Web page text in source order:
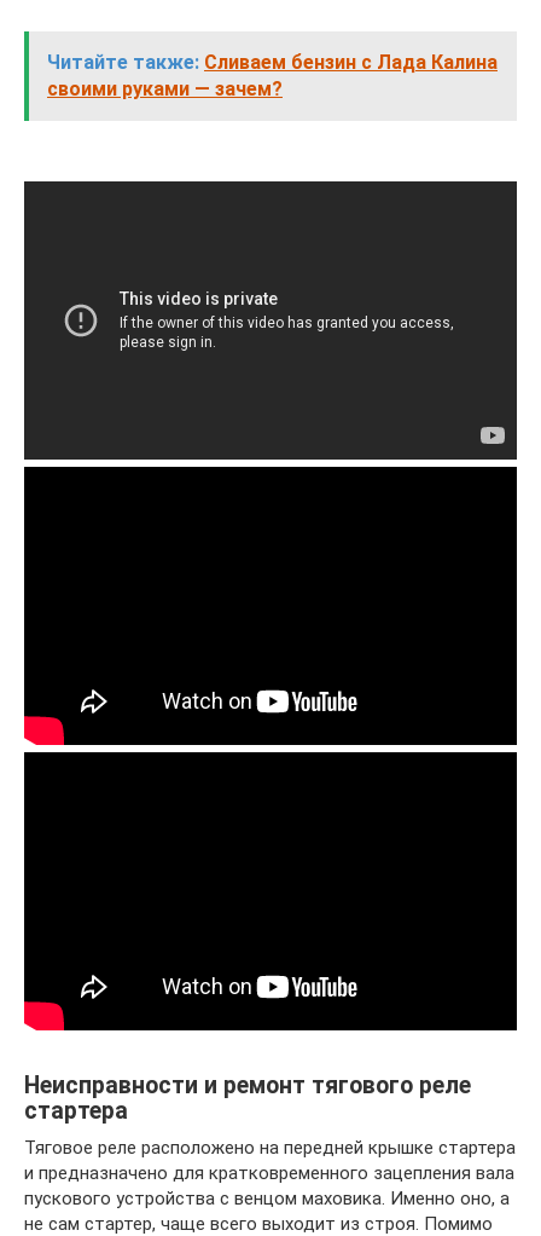
Читайте также: Сливаем бензин с Лада Калина
своими руками — зачем?
Неисправности и ремонт тягового реле
стартера
Тяговое реле расположено на передней крышке стартера
и предназначено для кратковременного зацепления вала
пускового устройства с венцом маховика. Именно оно, а
не сам стартер, чаще всего выходит из строя. Помимо